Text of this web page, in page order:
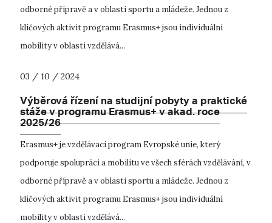
odborné přípravě a v oblasti sportu a mládeže. Jednou z
klíčových aktivit programu Erasmus+ jsou individuální
mobility v oblasti vzdělává...
03 / 10 / 2024
Výběrová řízení na studijní pobyty a praktické
stáže v programu Erasmus+ v akad. roce
2025/26
Erasmus+ je vzdělávací program Evropské unie, který
podporuje spolupráci a mobilitu ve všech sférách vzdělávání, v
odborné přípravě a v oblasti sportu a mládeže. Jednou z
klíčových aktivit programu Erasmus+ jsou individuální
mobility v oblasti vzdělává...